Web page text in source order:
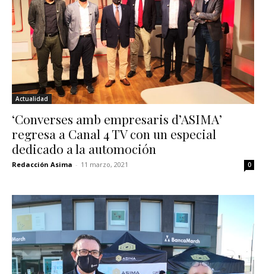
Actualidad
‘Converses amb empresaris d’ASIMA’
regresa a Canal 4 TV con un especial
dedicado a la automoción
Redacción Asima - 11 marzo, 2021 0